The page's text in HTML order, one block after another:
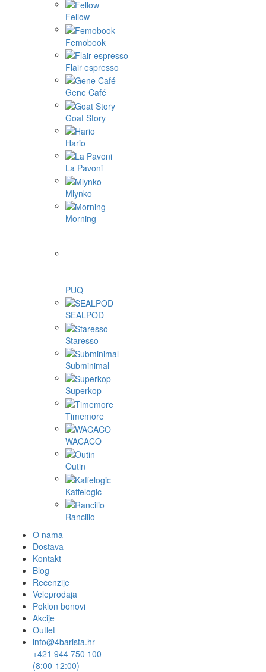
Fellow
Femobook
Flair espresso
Gene Café
Goat Story
Hario
La Pavoni
Mlynko
Morning
PUQ
SEALPOD
Staresso
Subminimal
Superkop
Timemore
WACACO
Outin
Kaffelogic
Rancilio
O nama
Dostava
Kontakt
Blog
Recenzije
Veleprodaja
Poklon bonovi
Akcije
Outlet
info@4barista.hr
+421 944 750 100
(8:00-12:00)